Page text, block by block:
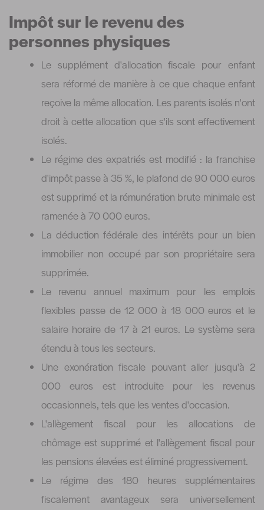
Impôt sur le revenu des
personnes physiques
Le supplément d'allocation fiscale pour enfant
sera réformé de manière à ce que chaque enfant
reçoive la même allocation. Les parents isolés n'ont
droit à cette allocation que s'ils sont effectivement
isolés.
Le régime des expatriés est modifié : la franchise
d'impôt passe à 35 %, le plafond de 90 000 euros
est supprimé et la rémunération brute minimale est
ramenée à 70 000 euros.
La déduction fédérale des intérêts pour un bien
immobilier non occupé par son propriétaire sera
supprimée.
Le revenu annuel maximum pour les emplois
flexibles passe de 12 000 à 18 000 euros et le
salaire horaire de 17 à 21 euros. Le système sera
étendu à tous les secteurs.
Une exonération fiscale pouvant aller jusqu'à 2
000 euros est introduite pour les revenus
occasionnels, tels que les ventes d'occasion.
L'allègement fiscal pour les allocations de
chômage est supprimé et l'allègement fiscal pour
les pensions élevées est éliminé progressivement.
Le régime des 180 heures supplémentaires
fiscalement avantageux sera universellement